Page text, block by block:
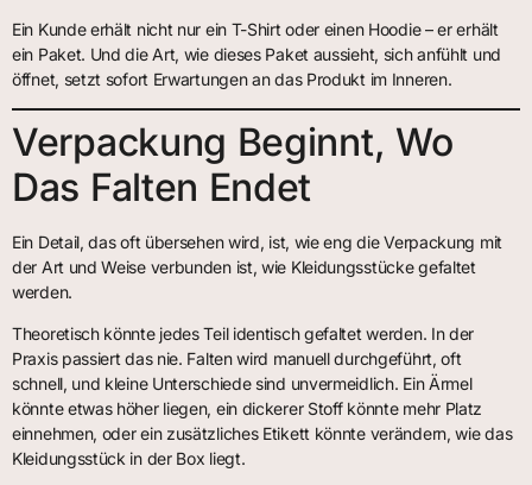
Ein Kunde erhält nicht nur ein T-Shirt oder einen Hoodie – er erhält
ein Paket. Und die Art, wie dieses Paket aussieht, sich anfühlt und
öffnet, setzt sofort Erwartungen an das Produkt im Inneren.
Verpackung Beginnt, Wo
Das Falten Endet
Ein Detail, das oft übersehen wird, ist, wie eng die Verpackung mit
der Art und Weise verbunden ist, wie Kleidungsstücke gefaltet
werden.
Theoretisch könnte jedes Teil identisch gefaltet werden. In der
Praxis passiert das nie. Falten wird manuell durchgeführt, oft
schnell, und kleine Unterschiede sind unvermeidlich. Ein Ärmel
könnte etwas höher liegen, ein dickerer Stoff könnte mehr Platz
einnehmen, oder ein zusätzliches Etikett könnte verändern, wie das
Kleidungsstück in der Box liegt.